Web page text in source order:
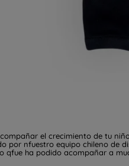
el crecimiento de tu
por nfuestro equipo chileno de
qfue ha podido acompañar a